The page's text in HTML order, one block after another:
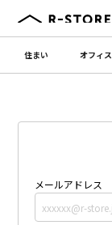
住まい オフィス
メールアドレス